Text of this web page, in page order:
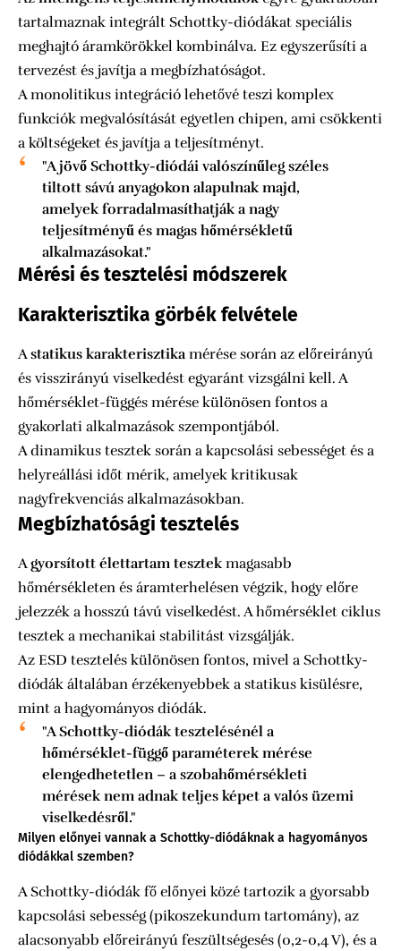
tartalmaznak integrált Schottky-diódákat speciális
meghajtó áramkörökkel kombinálva. Ez egyszerűsíti a
tervezést és javítja a megbízhatóságot.
A monolitikus integráció lehetővé teszi komplex
funkciók megvalósítását egyetlen chipen, ami csökkenti
a költségeket és javítja a teljesítményt.
"A jövő Schottky-diódái valószínűleg széles
tiltott sávú anyagokon alapulnak majd,
amelyek forradalmasíthatják a nagy
teljesítményű és magas hőmérsékletű
alkalmazásokat."
Mérési és tesztelési módszerek
Karakterisztika görbék felvétele
Astatikus karakterisztikamérése során az előreirányú
és visszirányú viselkedést egyaránt vizsgálni kell. A
hőmérséklet-függés mérése különösen fontos a
gyakorlati alkalmazások szempontjából.
A dinamikus tesztek során a kapcsolási sebességet és a
helyreállási időt mérik, amelyek kritikusak
nagyfrekvenciás alkalmazásokban.
Megbízhatósági tesztelés
Agyorsított élettartam tesztekmagasabb
hőmérsékleten és áramterhelésen végzik, hogy előre
jelezzék a hosszú távú viselkedést. A hőmérséklet ciklus
tesztek a mechanikai stabilitást vizsgálják.
Az ESD tesztelés különösen fontos, mivel a Schottky-
diódák általában érzékenyebbek a statikus kisülésre,
mint a hagyományos diódák.
"A Schottky-diódák tesztelésénél a
hőmérséklet-függő paraméterek mérése
elengedhetetlen – a szobahőmérsékleti
mérések nem adnak teljes képet a valós üzemi
viselkedésről."
Milyen előnyei vannak a Schottky-diódáknak a hagyományos
diódákkal szemben?
A Schottky-diódák fő előnyei közé tartozik a gyorsabb
kapcsolási sebesség (pikoszekundum tartomány), az
alacsonyabb előreirányú feszültségesés (0,2-0,4 V), és a